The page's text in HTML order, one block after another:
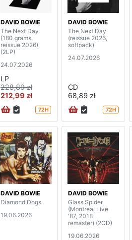
DAVID BOWIE
The Next Day
(180 grams,
reissue 2026)
(2LP)
24.07.2026
LP
228,89 zł
212,99 zł
72H
DAVID BOWIE
The Next Day
(reissue 2026,
softpack)
24.07.2026
CD
68,89 zł
72H
DAVID BOWIE
Diamond Dogs
19.06.2026
DAVID BOWIE
Glass Spider
(Montreal Live
'87, 2018
remaster) (2CD)
19.06.2026